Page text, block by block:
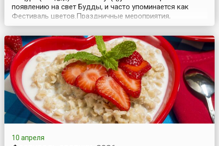
появлению на свет Будды, и часто упоминается как
Фестиваль цветов.Праздничные мероприятия,
посвящённые Дню Рождения основателя одной из
мировых религий, были известны ещё в начале нашей
эры, хотя популярность приобрели во второй половине
19 века.Все церемониальные действия, проводящиеся в
этот ден...
10 апреля